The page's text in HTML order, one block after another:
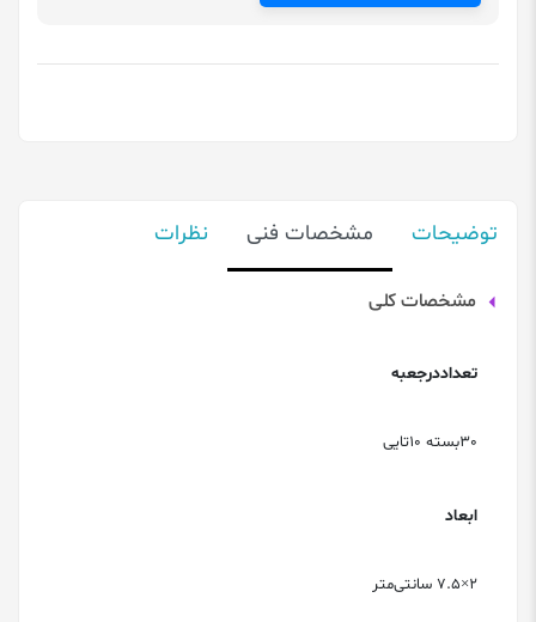
توضیحات مشخصات فنی نظرات
مشخصات کلی
تعداددرجعبه
30بسته 10تایی
ابعاد
۲×۷.۵ سانتی‌متر